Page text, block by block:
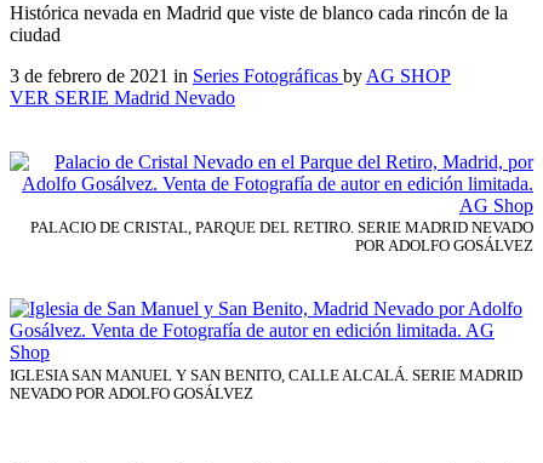
Histórica nevada en Madrid que viste de blanco cada rincón de la
ciudad
3 de febrero de 2021 in Series Fotográficas by AG SHOP
VER SERIE Madrid Nevado
PALACIO DE CRISTAL, PARQUE DEL RETIRO. SERIE MADRID NEVADO
POR ADOLFO GOSÁLVEZ
IGLESIA SAN MANUEL Y SAN BENITO, CALLE ALCALÁ. SERIE MADRID
NEVADO POR ADOLFO GOSÁLVEZ